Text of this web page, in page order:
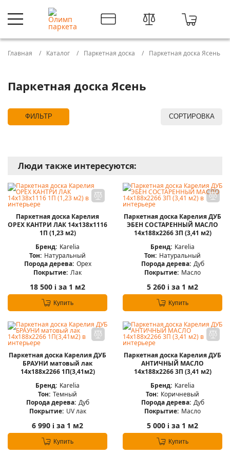
Главная Каталог Паркетная доска Паркетная доска Ясень
Паркетная доска Ясень
ФИЛЬТР СОРТИРОВКА
Люди также интересуются:
Паркетная доска Карелия
ОРЕХ КАНТРИ ЛАК 14x138x1116
1П (1,23 м2)
Бренд: Karelia
Тон: Натуральный
Порода дерева: Орех
Покрытие: Лак
18 500 i за 1 м2
Купить
Паркетная доска Карелия ДУБ
ЭБЕН СОСТАРЕННЫЙ МАСЛО
14x188x2266 3П (3,41 м2)
Бренд: Karelia
Тон: Натуральный
Порода дерева: Дуб
Покрытие: Масло
5 260 i за 1 м2
Купить
Паркетная доска Карелия ДУБ
БРАУНИ матовый лак
14x188x2266 1П(3,41м2)
Бренд: Karelia
Тон: Темный
Порода дерева: Дуб
Покрытие: UV лак
6 990 i за 1 м2
Купить
Паркетная доска Карелия ДУБ
АНТИЧНЫЙ МАСЛО
14x188x2266 3П (3,41 м2)
Бренд: Karelia
Тон: Коричневый
Порода дерева: Дуб
Покрытие: Масло
5 000 i за 1 м2
Купить